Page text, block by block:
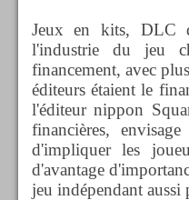
Jeux en kits, DLC
l'industrie du jeu
financement, avec
éditeurs étaient le
l'éditeur nippon
financières,
d'impliquer les
d'avantage
jeu indépendant aussi